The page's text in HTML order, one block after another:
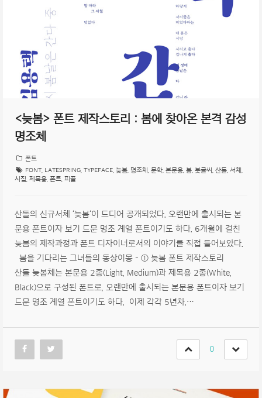
<늦봄> 폰트 제작스토리 : 봄에 찾아온 본격 감성
명조체
폰트
FONT LATESPRING TYPEFACE 늦봄 명조체 문학 본문용 봄 붓글씨 산돌 서체
시집 제목용 폰트 피플
산돌의 신규서체 ‘늦봄‘이 드디어 공개되었다. 오랜만에 출시되는 본
문용 폰트이자 보기 드문 명조 계열 폰트이기도 하다. 6개월에 걸친
늦봄의 제작과정과 폰트 디자이너로서의 이야기를 직접 들어보았다.
봄을 기다리는 그녀들의 동상이몽 – ① 늦봄 폰트 제작스토리
산돌 늦봄체는 본문용 2종(Light, Medium)과 제목용 2종(White,
Black)으로 구성된 폰트로, 오랜만에 출시되는 본문용 폰트이자 보기
드문 명조 계열 폰트이기도 하다. 이제 각각 5년차,…
0